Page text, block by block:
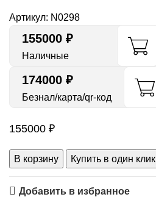
Артикул: N0298
155000 ₽
Наличные
174000 ₽
Безнал/карта/qr-код
155000 ₽
В корзину Купить в один клик
Добавить в избранное